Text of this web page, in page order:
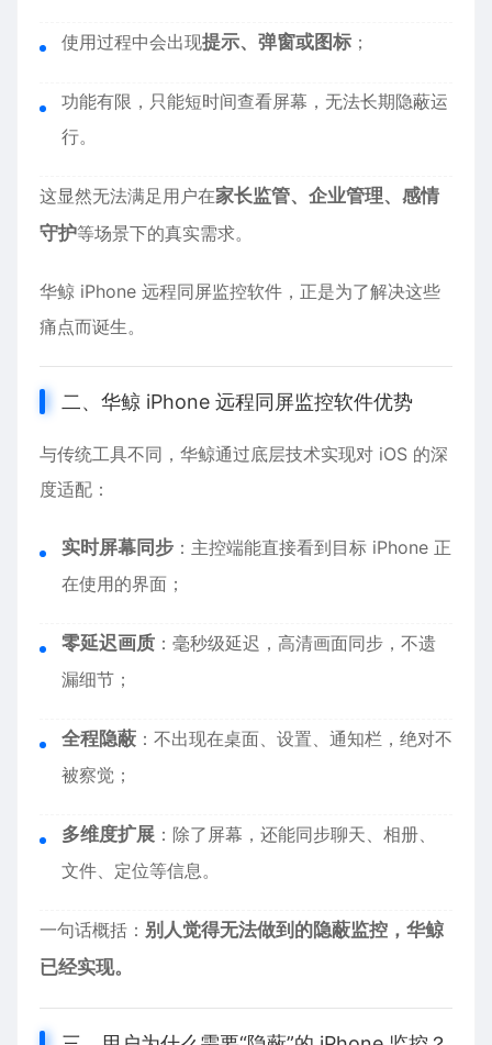
使用过程中会出现提示、弹窗或图标 ；
功能有限，只能短时间查看屏幕，无法长期隐蔽运
行。
这显然无法满足用户在家长监管、企业管理、感情
守护等场景下的真实需求。
华鲸 iPhone 远程同屏监控软件，正是为了解决这些
痛点而诞生。
二、华鲸 iPhone 远程同屏监控软件优势
与传统工具不同，华鲸通过底层技术实现对 iOS 的深
度适配：
实时屏幕同步 ：主控端能直接看到目标 iPhone 正
在使用的界面；
零延迟画质 ：毫秒级延迟，高清画面同步，不遗
漏细节；
全程隐蔽 ：不出现在桌面、设置、通知栏，绝对不
被察觉；
多维度扩展 ：除了屏幕，还能同步聊天、相册、
文件、定位等信息。
一句话概括： 别人觉得无法做到的隐蔽监控，华鲸
已经实现。